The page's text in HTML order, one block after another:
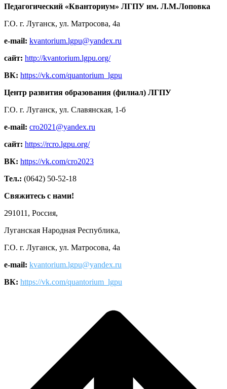
Педагогический «Кванториум» ЛГПУ им. Л.М.Лоповка
Г.О. г. Луганск, ул. Матросова, 4а
e-mail: kvantorium.lgpu@yandex.ru
сайт: http://kvantorium.lgpu.org/
ВК: https://vk.com/quantorium_lgpu
Центр развития образования (филиал) ЛГПУ
Г.О. г. Луганск, ул. Славянская, 1-б
e-mail: cro2021@yandex.ru
сайт: https://rcro.lgpu.org/
ВК: https://vk.com/cro2023
Тел.: (0642) 50-52-18
Свяжитесь с нами!
291011, Россия,
Луганская Народная Республика,
Г.О. г. Луганск, ул. Матросова, 4а
e-mail: kvantorium.lgpu@yandex.ru
ВК: https://vk.com/quantorium_lgpu